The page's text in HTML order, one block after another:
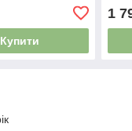
(A9262)
Купити
1